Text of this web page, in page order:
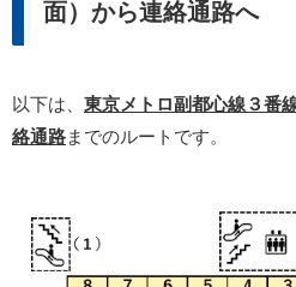
面）から連絡通路へ
以下は、 東京メトロ副都心線３番
絡通路までのルートです。